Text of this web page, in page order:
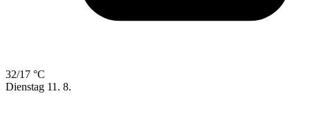
32/17 °C
Dienstag 11. 8.